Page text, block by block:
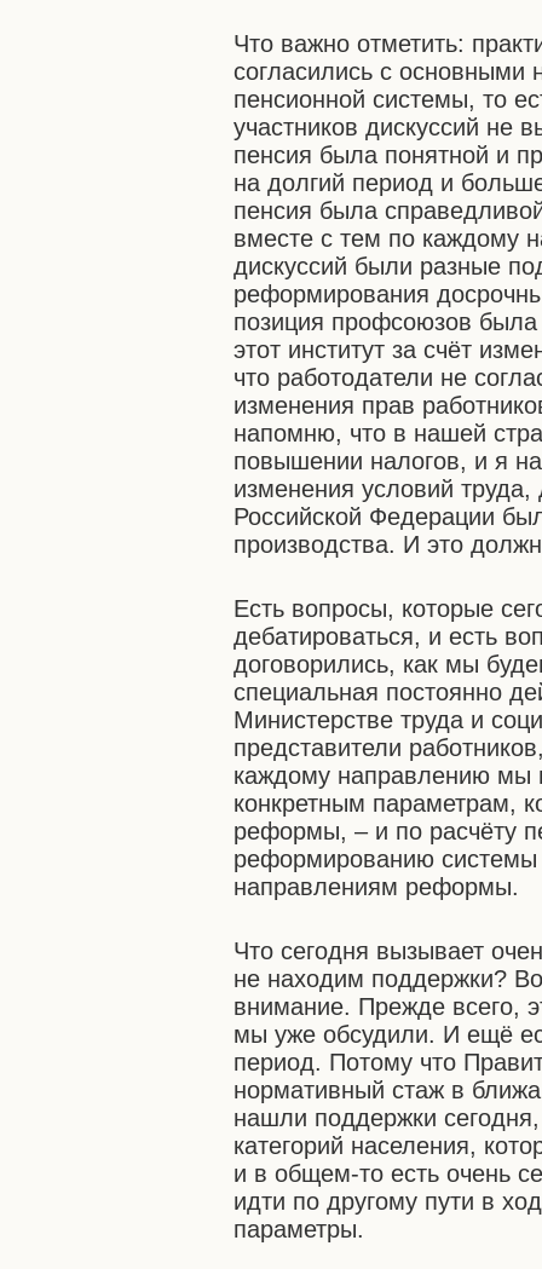
Что важно отметить:
согласились с
пенсионной системы, то
участников дискуссий не
пенсия была понятной и
на долгий период и
пенсия была
вместе с тем по каждому
дискуссий были разные
реформирования
позиция профсоюзов была
этот институт за счёт
что работодатели не
изменения прав
напомню, что в нашей
повышении налогов, и я
изменения условий
Российской Федерации
производства. И это
Есть вопросы, которые
дебатироваться, и есть
договорились, как мы
специальная постоянно
Министерстве труда и
представители
каждому направлению мы
конкретным параметрам,
реформы, – и по расчёту
реформированию
направлениям реформы.
Что сегодня вызывает
не находим поддержки?
внимание. Прежде всего,
мы уже обсудили. И ещё
период. Потому что
нормативный стаж в
нашли поддержки
категорий населения,
и в общем-то есть очень
идти по другому пути в
параметры.